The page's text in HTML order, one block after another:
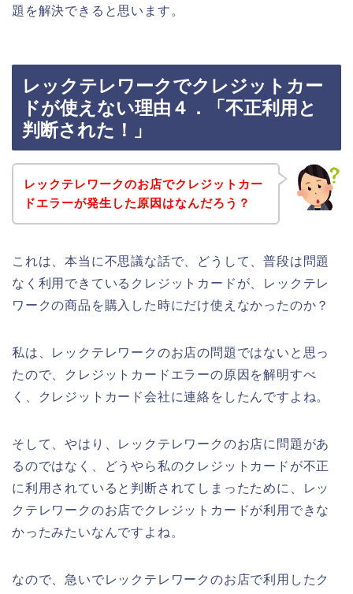
題を解決できると思います。
レックテレワークでクレジットカー
ドが使えない理由４．「不正利用と
判断された！」
レックテレワークのお店でクレジットカー
ドエラーが発生した原因はなんだろう？
これは、本当に不思議な話で、どうして、普段は問題
なく利用できているクレジットカードが、レックテレ
ワークの商品を購入した時にだけ使えなかったのか？
私は、レックテレワークのお店の問題ではないと思っ
たので、クレジットカードエラーの原因を解明すべ
く、クレジットカード会社に連絡をしたんですよね。
そして、やはり、レックテレワークのお店に問題があ
るのではなく、どうやら私のクレジットカードが不正
に利用されていると判断されてしまったために、レッ
クテレワークのお店でクレジットカードが利用できな
かったみたいなんですよね。
なので、急いでレックテレワークのお店で利用したク